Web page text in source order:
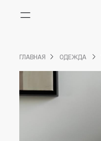
Меню
ГЛАВНАЯ ОДЕЖДА